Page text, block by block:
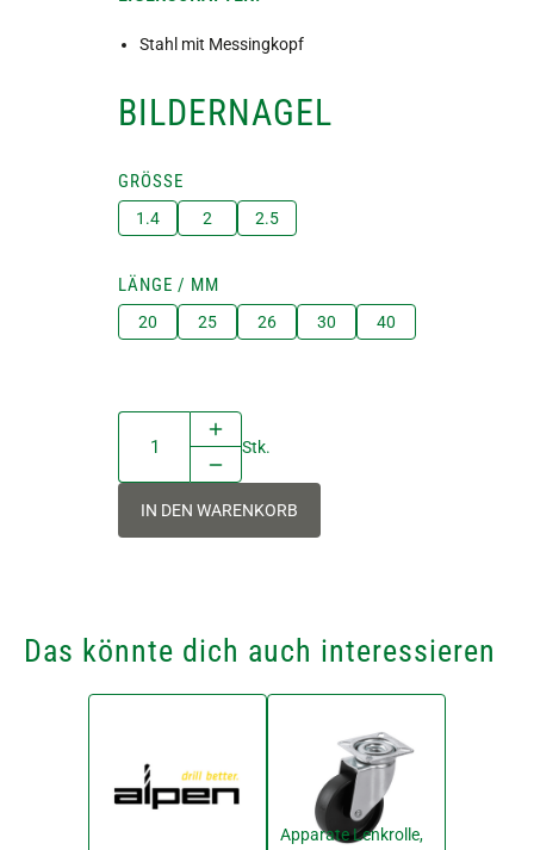
Stahl mit Messingkopf
BILDERNAGEL
GRÖSSE
1.4 2 2.5
LÄNGE / MM
20 25 26 30 40
Stk.
IN DEN WARENKORB
Das könnte dich auch interessieren
Apparate Lenkrolle,